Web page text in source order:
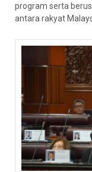
program serta
antara rakyat